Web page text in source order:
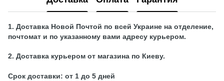
1. Доставка Новой Почтой по всей Украине на отделение,
почтомат и по указанному вами адресу курьером.
2. Доставка курьером от магазина по Киеву.
Срок доставки: от 1 до 5 дней